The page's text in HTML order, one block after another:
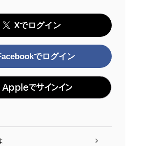
Xでログイン
でログイン
でサインイン